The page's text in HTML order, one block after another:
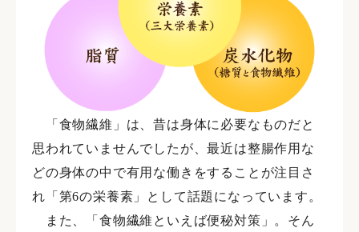
「食物繊維」は、昔は身体に必要なものだと
思われていませんでしたが、最近は整腸作用な
どの身体の中で有用な働きをすることが注目さ
れ「第6の栄養素」として話題になっています。
また、「食物繊維といえば便秘対策」。そん